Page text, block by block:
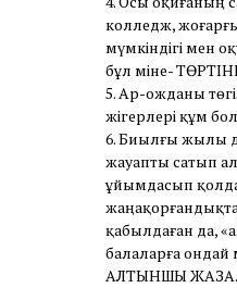
колледж,
мүмкіндігі мен
бұл міне-
5. Ар-ожданы
жігерлері құм
6. Биылғы жылы
жауапты сатып
ұйымдасып
қабылдаған да,
балаларға ондай
АЛТЫНШЫ ЖАЗА.